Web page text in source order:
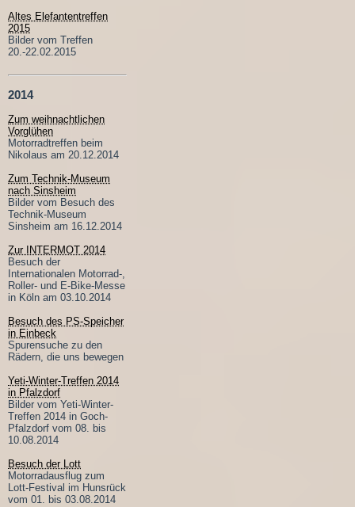
Altes Elefantentreffen
2015
Bilder vom Treffen
20.-22.02.2015
2014
Zum weihnachtlichen
Vorglühen
Motorradtreffen beim
Nikolaus am 20.12.2014
Zum Technik-Museum
nach Sinsheim
Bilder vom Besuch des
Technik-Museum
Sinsheim am 16.12.2014
Zur INTERMOT 2014
Besuch der
Internationalen Motorrad-,
Roller- und E-Bike-Messe
in Köln am 03.10.2014
Besuch des PS-Speicher
in Einbeck
Spurensuche zu den
Rädern, die uns bewegen
Yeti-Winter-Treffen 2014
in Pfalzdorf
Bilder vom Yeti-Winter-
Treffen 2014 in Goch-
Pfalzdorf vom 08. bis
10.08.2014
Besuch der Lott
Motorradausflug zum
Lott-Festival im Hunsrück
vom 01. bis 03.08.2014